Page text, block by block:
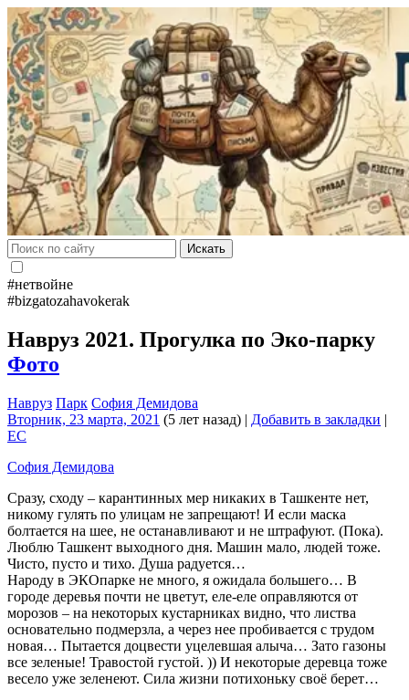
Искать
#нетвойне
#bizgatozahavokerak
Навруз 2021. Прогулка по Эко-парку
Фото
Навруз Парк София Демидова
Вторник, 23 марта, 2021 (5 лет назад) | Добавить в закладки |
EC
Cофия Демидова
Сразу, сходу – карантинных мер никаких в Ташкенте нет,
никому гулять по улицам не запрещают! И если маска
болтается на шее, не останавливают и не штрафуют. (Пока).
Люблю Ташкент выходного дня. Машин мало, людей тоже.
Чисто, пусто и тихо. Душа радуется…
Народу в ЭКОпарке не много, я ожидала большего… В
городе деревья почти не цветут, еле-еле оправляются от
морозов – на некоторых кустарниках видно, что листва
основательно подмерзла, а через нее пробивается с трудом
новая… Пытается доцвести уцелевшая алыча… Зато газоны
все зеленые! Травостой густой. )) И некоторые деревца тоже
весело уже зеленеют. Сила жизни потихоньку своё берет…